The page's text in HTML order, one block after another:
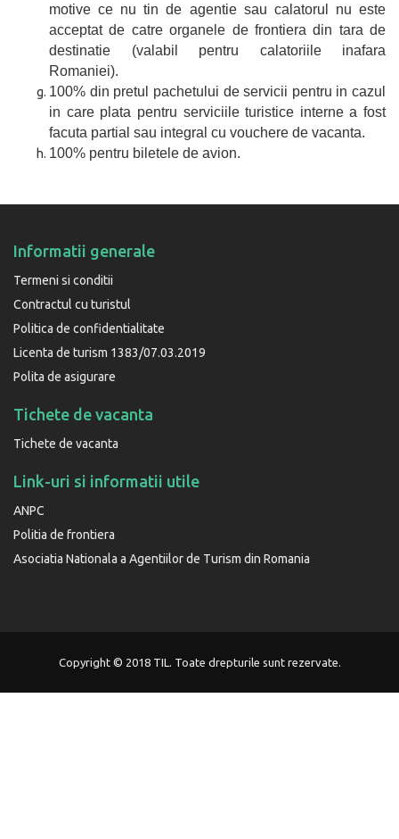
motive ce nu tin de agentie sau calatorul nu este
acceptat de catre organele de frontiera din tara de
destinatie (valabil pentru calatoriile inafara
Romaniei).
100% din pretul pachetului de servicii pentru in cazul
in care plata pentru serviciile turistice interne a fost
facuta partial sau integral cu vouchere de vacanta.
100% pentru biletele de avion.
Informatii generale
Termeni si conditii
Contractul cu turistul
Politica de confidentialitate
Licenta de turism 1383/07.03.2019
Polita de asigurare
Tichete de vacanta
Tichete de vacanta
Link-uri si informatii utile
ANPC
Politia de frontiera
Asociatia Nationala a Agentiilor de Turism din Romania
Copyright © 2018 TIL. Toate drepturile sunt rezervate.